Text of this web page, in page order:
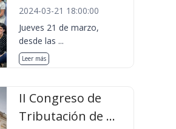
2024-03-21 18:00:00
Jueves 21 de marzo,
desde las ...
Leer más
II Congreso de
Tributación de ...